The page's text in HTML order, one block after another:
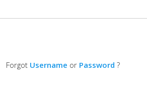
Forgot Username or Password ?